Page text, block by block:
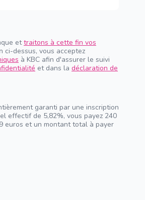
ettraitons à cette fin vos
ci-dessus, vous acceptez
à KBC afin d'assurer le suivi
et dans la déclaration de
garanti par une inscription
effectif de 5,82%, vous payez 240
euros et un montant total à payer